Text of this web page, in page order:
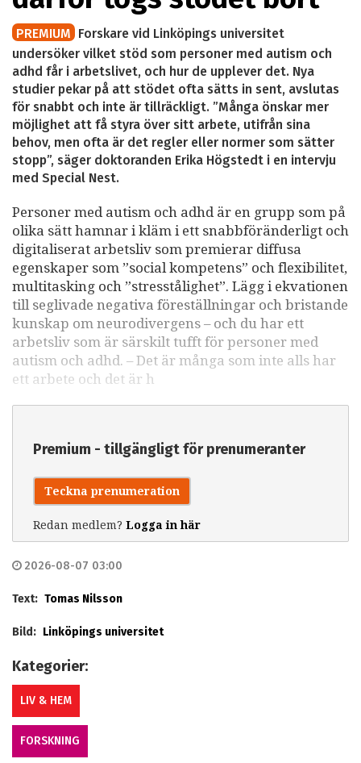
PREMIUM Forskare vid Linköpings universitet
undersöker vilket stöd som personer med autism och
adhd får i arbetslivet, och hur de upplever det. Nya
studier pekar på att stödet ofta sätts in sent, avslutas
för snabbt och inte är tillräckligt. ”Många önskar mer
möjlighet att få styra över sitt arbete, utifrån sina
behov, men ofta är det regler eller normer som sätter
stopp”, säger doktoranden Erika Högstedt i en intervju
med Special Nest.
Personer med autism och adhd är en grupp som på
olika sätt hamnar i kläm i ett snabbföränderligt och
digitaliserat arbetsliv som premierar diffusa
egenskaper som ”social kompetens” och flexibilitet,
multitasking och ”stresstålighet”. Lägg i ekvationen
till seglivade negativa föreställningar och bristande
kunskap om neurodivergens – och du har ett
arbetsliv som är särskilt tufft för personer med
autism och adhd. – Det är många som inte alls har
ett arbete och det är h
Premium - tillgängligt för prenumeranter
Teckna prenumeration
Redan medlem? Logga in här
2026-08-07 03:00
Text: Tomas Nilsson
Bild: Linköpings universitet
Kategorier:
LIV & HEM
FORSKNING